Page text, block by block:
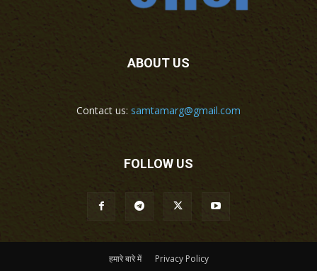
ABOUT US
Contact us: samtamarg@gmail.com
FOLLOW US
हमारे बारे में Privacy Policy